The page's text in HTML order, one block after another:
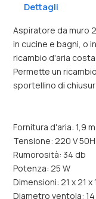
Dettagli
Aspiratore da muro
in cucine e bagni, o
ricambio d'aria
Permette un
sportellino di
Fornitura d'aria: 1,9
Tensione: 220 V
Rumorosità: 34 db
Potenza: 25 W
Dimensioni: 21 x 21 x
Diametro ventola: